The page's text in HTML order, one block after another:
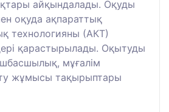
айқындалады. Оқуды
оқуда ақпараттық
технологияны (АКТ)
қарастырылады. Оқытуды
мұғалім
жұмысы тақырыптары